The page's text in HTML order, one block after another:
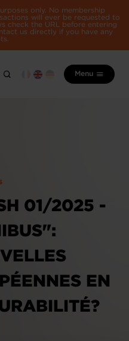
only. No membership
will ever be requested to
check the URL before entering
us directly if you have any
Menu
01/2025 -
EN